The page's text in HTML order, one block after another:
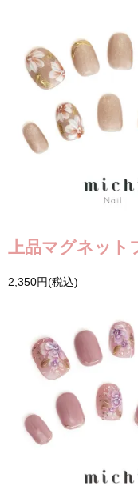
上品マグネット
2,350円(税込)